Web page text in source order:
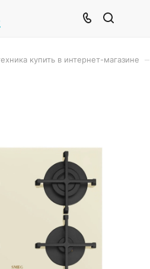
купить в интернет-магазине